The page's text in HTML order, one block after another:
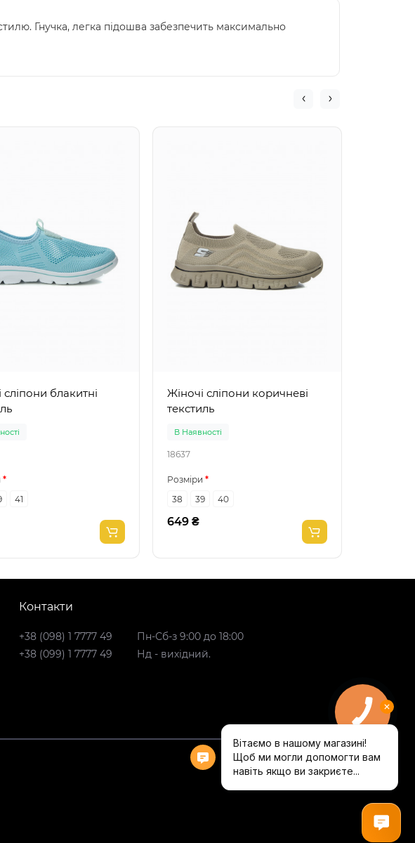
Гнучка, легка підошва забезпечить максимально
блакитні
41
Жіночі сліпони коричневі
текстиль
В Наявності
18637
Розміри
38
39 40
649 ₴
Контакти
+38 (098) 1 7777 49
+38 (099) 1 7777 49
Пн-Сб-з 9:00 до 18:00
Нд - вихідний.